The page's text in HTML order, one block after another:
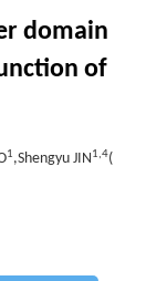
domain
of
1,Shengyu JIN1,4(